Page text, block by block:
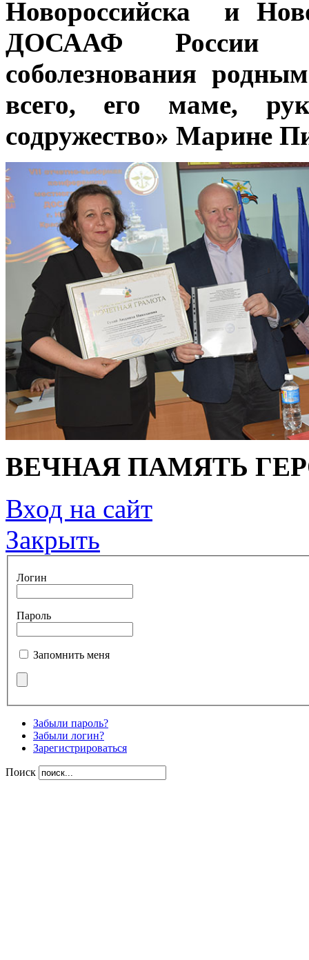
Новороссийска и
ДОСААФ России
соболезнования
всего, его маме,
содружество» Марине
ВЕЧНАЯ ПАМЯТЬ
Вход на сайт
Закрыть
Логин
Пароль
Запомнить меня
Забыли пароль?
Забыли логин?
Зарегистрироваться
Поиск